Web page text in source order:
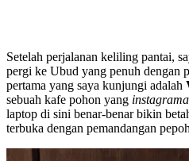
Setelah perjalanan keliling pantai,
pergi ke Ubud yang penuh dengan
pertama yang saya kunjungi adalah
sebuah kafe pohon yang
laptop di sini benar-benar bikin
terbuka dengan pemandangan